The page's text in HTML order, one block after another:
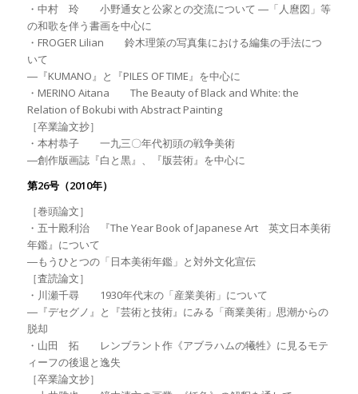
・中村 玲 小野通女と公家との交流について ―「人麿図」等
の和歌を伴う書画を中心に
・FROGER Lilian 鈴木理策の写真集における編集の手法につ
いて
―『KUMANO』と『PILES OF TIME』を中心に
・MERINO Aitana The Beauty of Black and White: the
Relation of Bokubi with Abstract Painting
［卒業論文抄］
・本村恭子 一九三〇年代初頭の戦争美術
―創作版画誌『白と黒』、『版芸術』を中心に
第26号（2010年）
［巻頭論文］
・五十殿利治 『The Year Book of Japanese Art 英文日本美術
年鑑』について
―もうひとつの「日本美術年鑑」と対外文化宣伝
［査読論文］
・川瀬千尋 1930年代末の「産業美術」について
―『デセグノ』と『芸術と技術』にみる「商業美術」思潮からの
脱却
・山田 拓 レンブラント作《アブラハムの犧牲》に見るモテ
ィーフの後退と逸失
［卒業論文抄］